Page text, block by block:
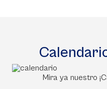
Mira ya nuestro